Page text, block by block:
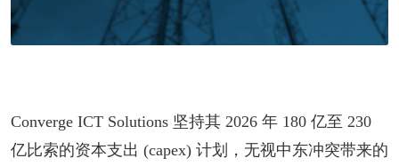
Converge ICT Solutions 坚持其 2026 年 180 亿至 230
亿比索的资本支出 (capex) 计划，无视中东冲突带来的